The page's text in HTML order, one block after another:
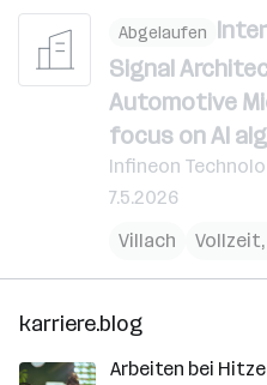
Abgelaufen
Signal
Automotive
focus on AI
Infineon
7.5.2026
Villach
karriere.blog
Arbeiten bei